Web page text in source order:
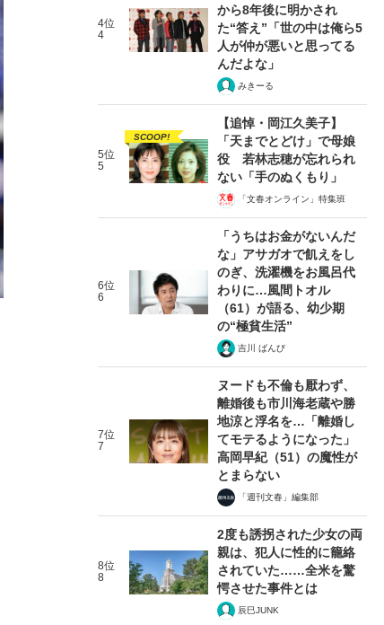
4位
4
から8年後に明かされ
た“答え”「世の中は俺ら5
人が仲が悪いと思ってる
んだよな」
みきーる
5位
5
SCOOP!
【追悼・岡江久美子】
「天までとどけ」で母娘
役 若林志穂が忘れられ
ない「手のぬくもり」
「文春オンライン」特集班
6位
6
「うちはお金がないんだ
な」アサガオで飢えをし
のぎ、洗濯機をお風呂代
わりに…風間トオル
（61）が語る、幼少期
の“極貧生活”
吉川 ばんび
7位
7
ヌードも不倫も厭わず、
離婚後も市川海老蔵や勝
地涼と浮名を…「離婚し
てモテるようになった」
高岡早紀（51）の魔性が
とまらない
「週刊文春」編集部
8位
8
2度も誘拐された少女の両
親は、犯人に性的に籠絡
されていた……全米を驚
愕させた事件とは
辰巳JUNK